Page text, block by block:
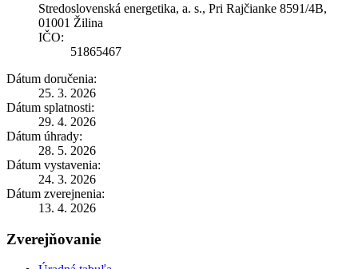
Stredoslovenská energetika, a. s., Pri Rajčianke 8591/4B,
01001 Žilina
IČO:
51865467
Dátum doručenia:
25. 3. 2026
Dátum splatnosti:
29. 4. 2026
Dátum úhrady:
28. 5. 2026
Dátum vystavenia:
24. 3. 2026
Dátum zverejnenia:
13. 4. 2026
Zverejňovanie